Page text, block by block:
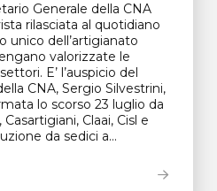
Generale della CNA
rilasciata al quotidiano
unico dell’artigianato
valorizzate le
E’ l’auspicio del
CNA, Sergio Silvestrini,
lo scorso 23 luglio da
Claai, Cisl e
da sedici a...